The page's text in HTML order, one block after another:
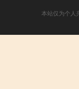
本站仅为个人